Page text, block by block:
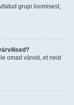
grupi loomisest,
omad värvid, et neid